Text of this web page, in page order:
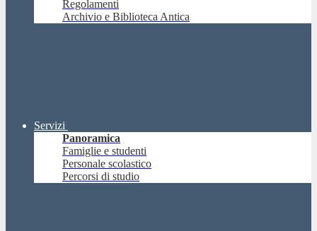
Regolamenti
Archivio e Biblioteca Antica
Servizi
Panoramica
Famiglie e studenti
Personale scolastico
Percorsi di studio